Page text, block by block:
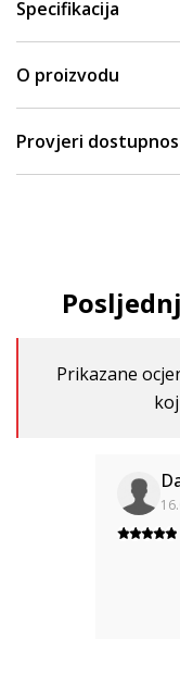
Specifikacija
O proizvodu
Provjeri
Prikazane